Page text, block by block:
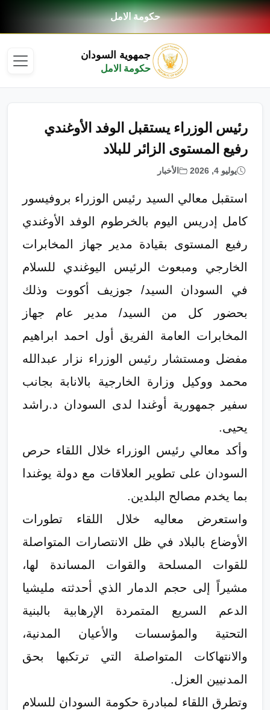
حكومة الامل
جمهوية السودان
حكومة الامل
رئيس الوزراء يستقبل الوفد الأوغندي
رفيع المستوى الزائر للبلاد
يوليو 4, 2026 الأخبار
استقبل معالي السيد رئيس الوزراء بروفيسور
كامل إدريس اليوم بالخرطوم الوفد الأوغندي
رفيع المستوى بقيادة مدير جهاز المخابرات
الخارجي ومبعوث الرئيس اليوغندي للسلام
في السودان السيد/ جوزيف أكووت وذلك
بحضور كل من السيد/ مدير عام جهاز
المخابرات العامة الفريق أول احمد ابراهيم
مفضل ومستشار رئيس الوزراء نزار عبدالله
محمد ووكيل وزارة الخارجية بالانابة بجانب
سفير جمهورية أوغندا لدى السودان د.راشد
يحيى.
وأكد معالي رئيس الوزراء خلال اللقاء حرص
السودان على تطوير العلاقات مع دولة يوغندا
بما يخدم مصالح البلدين.
واستعرض معاليه خلال اللقاء تطورات
الأوضاع بالبلاد في ظل الانتصارات المتواصلة
للقوات المسلحة والقوات المساندة لها،
مشيراً إلى حجم الدمار الذي أحدثته مليشيا
الدعم السريع المتمردة الإرهابية بالبنية
التحتية والمؤسسات والأعيان المدنية،
والانتهاكات المتواصلة التي ترتكبها بحق
المدنيين العزل.
وتطرق اللقاء لمبادرة حكومة السودان للسلام